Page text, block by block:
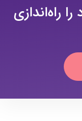
راه‌اندازی